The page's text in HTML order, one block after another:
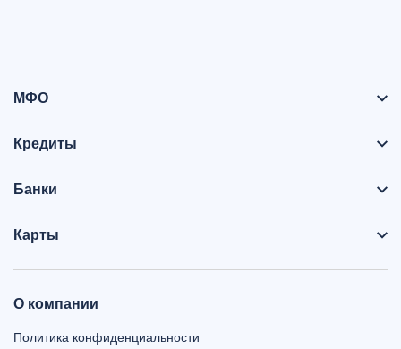
МФО
Кредиты
Банки
Карты
О компании
Политика конфиденциальности